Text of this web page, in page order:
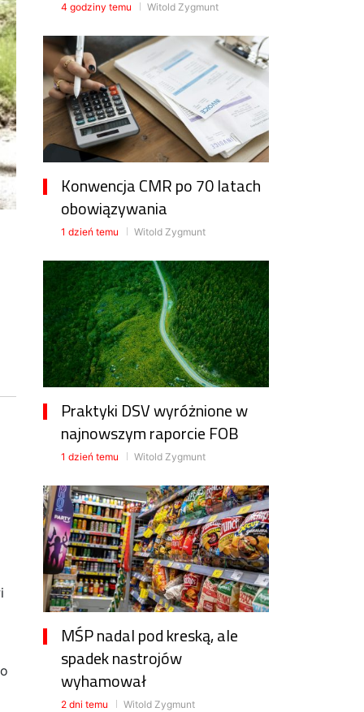
4 godziny temu Witold Zygmunt
Konwencja CMR po 70 latach
obowiązywania
1 dzień temu Witold Zygmunt
Praktyki DSV wyróżnione w
najnowszym raporcie FOB
1 dzień temu Witold Zygmunt
MŚP nadal pod kreską, ale
spadek nastrojów
wyhamował
2 dni temu Witold Zygmunt